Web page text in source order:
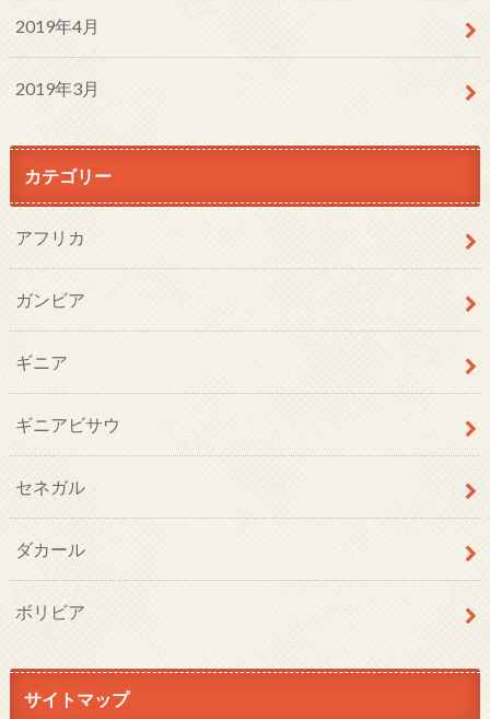
2019年4月
2019年3月
カテゴリー
アフリカ
ガンビア
ギニア
ギニアビサウ
セネガル
ダカール
ボリビア
サイトマップ